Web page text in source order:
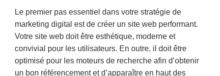
Le premier pas essentiel dans votre stratégie de
marketing digital est de créer un site web performant.
Votre site web doit être esthétique, moderne et
convivial pour les utilisateurs. En outre, il doit être
optimisé pour les moteurs de recherche afin d’obtenir
un bon référencement et d’apparaître en haut des